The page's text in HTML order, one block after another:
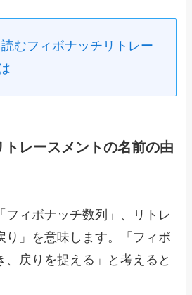
むフィボナッチリトレー
トレースメントの名前の由
フィボナッチ数列」、リトレ
り」を意味します。「フィボ
、戻りを捉える」と考えると